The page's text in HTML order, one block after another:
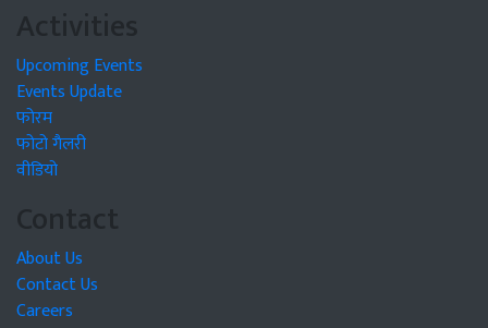
Activities
Upcoming Events
Events Update
फोरम
फोटो गैलरी
वीडियो
Contact
About Us
Contact Us
Careers